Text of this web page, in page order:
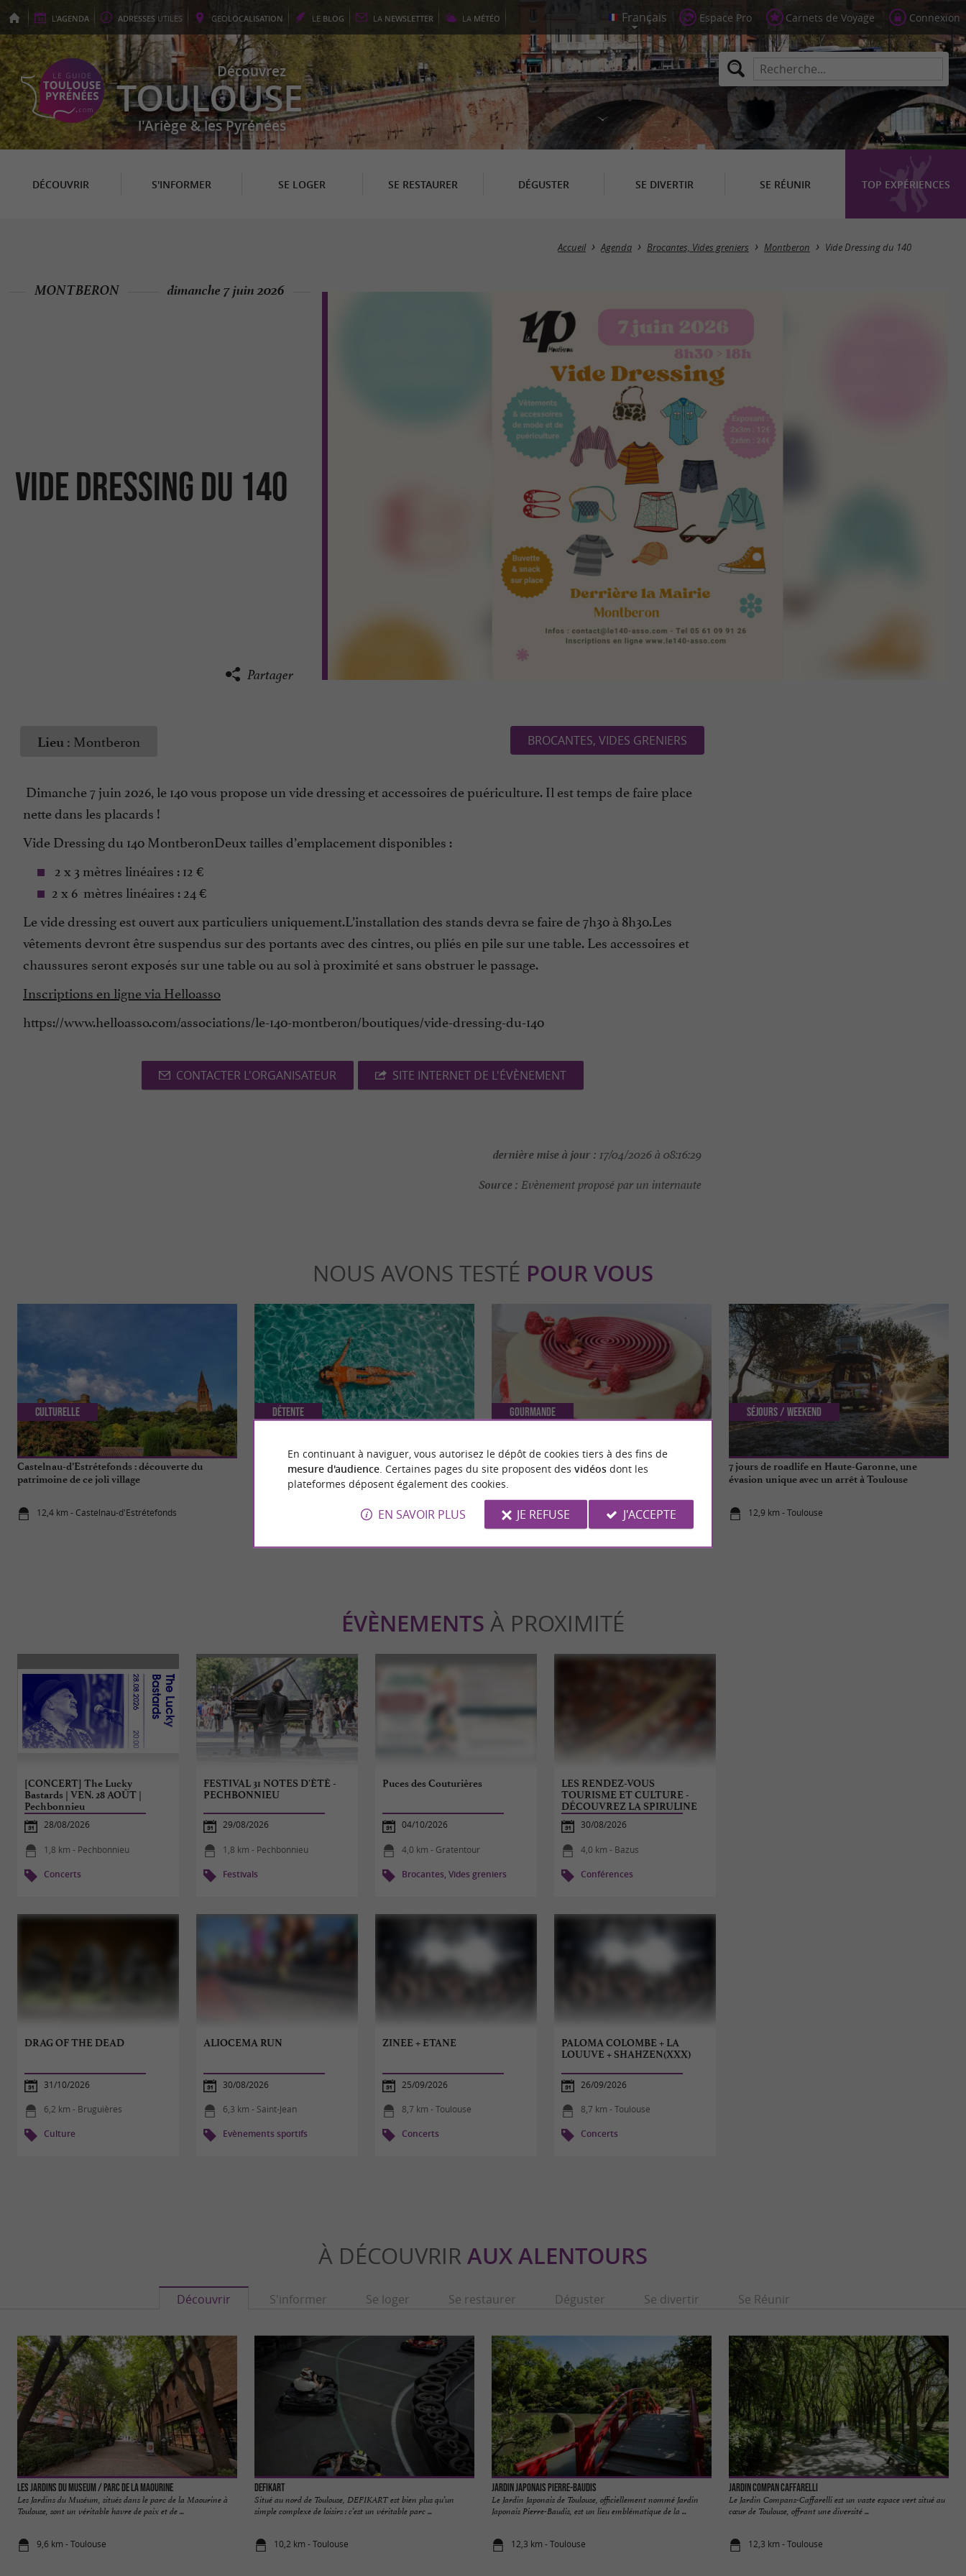
L'AGENDA ADRESSES UTILES GEOLOCALISATION LE BLOG LA NEWSLETTER LA MÉTÉO Espace Pro Carnets de Voyage Connexion
Découvrez
TOULOUSE
l'Ariège & les Pyrénées
DÉCOUVRIR S'INFORMER SE LOGER SE RESTAURER DÉGUSTER SE DIVERTIR SE RÉUNIR TOP EXPÉRIENCES
Accueil Agenda Brocantes, Vides greniers Montberon Vide Dressing du 140
Vide Dressing du 140
MONTBERON dimanche 7 juin 2026
Partager
Lieu : Montberon BROCANTES, VIDES GRENIERS
Dimanche 7 juin 2026, le 140 vous propose un vide dressing et accessoires de puériculture. Il est temps de faire place
nette dans les placards !
Vide Dressing du 140 MontberonDeux tailles d’emplacement disponibles :
2 x 3 mètres linéaires : 12 €
2 x 6 mètres linéaires : 24 €
Le vide dressing est ouvert aux particuliers uniquement.L’installation des stands devra se faire de 7h30 à 8h30.Les
vêtements devront être suspendus sur des portants avec des cintres, ou pliés en pile sur une table. Les accessoires et
chaussures seront exposés sur une table ou au sol à proximité et sans obstruer le passage.
Inscriptions en ligne via Helloasso
https://www.helloasso.com/associations/le-140-montberon/boutiques/vide-dressing-du-140
CONTACTER L'ORGANISATEUR SITE INTERNET DE L'ÉVÈNEMENT
dernière mise à jour : 17/04/2026 à 08:16:29
Source : Evènement proposé par un internaute
NOUS AVONS TESTÉ POUR VOUS
Castelnau-d’Estrétefonds : découverte du
patrimoine de ce joli village
12,4 km - Castelnau-d'Estrétefonds
Culturelle
Les lacs, bases de loisirs et endroits où se baigner
autour de Toulouse
Détente
Pralinette Pâtisserie, des plaisirs 100% sucrés à
déguster sans modération à 1h de Toulouse
12,9 km - Toulouse
Gourmande
7 jours de roadlife en Haute-Garonne, une
évasion unique avec un arrêt à Toulouse
12,9 km - Toulouse
Séjours / Weekend
ÉVÈNEMENTS À PROXIMITÉ
[CONCERT] The Lucky
Bastards | VEN. 28 AOÛT |
Pechbonnieu
28/08/2026
1,8 km - Pechbonnieu
Concerts
FESTIVAL 31 NOTES D'ÉTÉ -
PECHBONNIEU
29/08/2026
1,8 km - Pechbonnieu
Festivals
Puces des Couturières
04/10/2026
4,0 km - Gratentour
Brocantes, Vides greniers
LES RENDEZ-VOUS
TOURISME ET CULTURE -
DÉCOUVREZ LA SPIRULINE
30/08/2026
4,0 km - Bazus
Conférences
DRAG OF THE DEAD
31/10/2026
6,2 km - Bruguières
Culture
ALIOCEMA RUN
30/08/2026
6,3 km - Saint-Jean
Evènements sportifs
ZINEE + ETANE
25/09/2026
8,7 km - Toulouse
Concerts
PALOMA COLOMBE + LA
LOUUVE + SHAHZEN(XXX)
26/09/2026
8,7 km - Toulouse
Concerts
À DÉCOUVRIR AUX ALENTOURS
Découvrir S'informer Se loger Se restaurer Déguster Se divertir Se Réunir
Les Jardins du Museum / Parc de la Maourine
Les Jardins du Muséum, situés dans le parc de la Maourine à
Toulouse, sont un véritable havre de paix et de ...
9,6 km - Toulouse
DefiKart
Situé au nord de Toulouse, DEFIKART est bien plus qu’un
simple complexe de loisirs : c’est un véritable parc ...
10,2 km - Toulouse
Jardin japonais Pierre-Baudis
Le Jardin Japonais de Toulouse, officiellement nommé Jardin
Japonais Pierre-Baudis, est un lieu emblématique de la ...
12,3 km - Toulouse
Jardin Compan Caffarelli
Le Jardin Compans-Caffarelli est un vaste espace vert situé au
cœur de Toulouse, offrant une diversité ...
12,3 km - Toulouse
En continuant à naviguer, vous autorisez le dépôt de cookies tiers à des fins de
mesure d'audience. Certaines pages du site proposent des vidéosdont les
plateformes déposent également des cookies.
EN SAVOIR PLUS JE REFUSE J'ACCEPTE